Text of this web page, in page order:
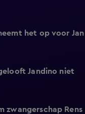
het op voor Jan
Jandino niet
zwangerschap Rens